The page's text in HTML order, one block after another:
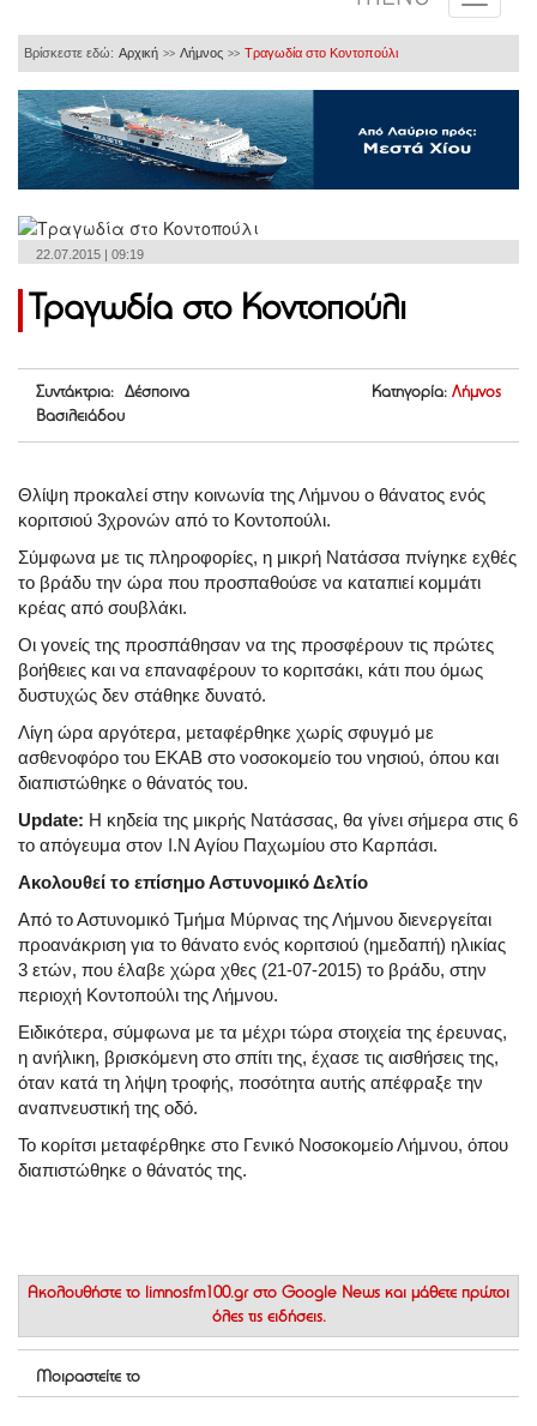
Βρίσκεστε εδώ: Αρχική >> Λήμνος >> Τραγωδία στο Κοντοπούλι
22.07.2015 | 09:19
Τραγωδία στο Κοντοπούλι
Συντάκτρια: Δέσποινα
Βασιλειάδου
Κατηγορία: Λήμνος
Θλίψη προκαλεί στην κοινωνία της Λήμνου ο θάνατος ενός
κοριτσιού 3χρονών από το Κοντοπούλι.
Σύμφωνα με τις πληροφορίες, η μικρή Νατάσσα πνίγηκε εχθές
το βράδυ την ώρα που προσπαθούσε να καταπιεί κομμάτι
κρέας από σουβλάκι.
Οι γονείς της προσπάθησαν να της προσφέρουν τις πρώτες
βοήθειες και να επαναφέρουν το κοριτσάκι, κάτι που όμως
δυστυχώς δεν στάθηκε δυνατό.
Λίγη ώρα αργότερα, μεταφέρθηκε χωρίς σφυγμό με
ασθενοφόρο του ΕΚΑΒ στο νοσοκομείο του νησιού, όπου και
διαπιστώθηκε ο θάνατός του.
Update: Η κηδεία της μικρής Νατάσσας, θα γίνει σήμερα στις 6
το απόγευμα στον Ι.Ν Αγίου Παχωμίου στο Καρπάσι.
Ακολουθεί το επίσημο Αστυνομικό Δελτίο
Από το Αστυνομικό Τμήμα Μύρινας της Λήμνου διενεργείται
προανάκριση για το θάνατο ενός κοριτσιού (ημεδαπή) ηλικίας
3 ετών, που έλαβε χώρα χθες (21-07-2015) το βράδυ, στην
περιοχή Κοντοπούλι της Λήμνου.
Ειδικότερα, σύμφωνα με τα μέχρι τώρα στοιχεία της έρευνας,
η ανήλικη, βρισκόμενη στο σπίτι της, έχασε τις αισθήσεις της,
όταν κατά τη λήψη τροφής, ποσότητα αυτής απέφραξε την
αναπνευστική της οδό.
Το κορίτσι μεταφέρθηκε στο Γενικό Νοσοκομείο Λήμνου, όπου
διαπιστώθηκε ο θάνατός της.
Ακολουθήστε το limnosfm100.gr στο Google News και μάθετε πρώτοι
όλες τις ειδήσεις.
Μοιραστείτε το